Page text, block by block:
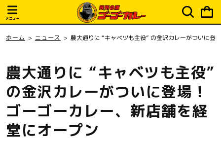
ンツに
進む
メニュー
ン
グ
ー
ホーム ニュース 農大通りに “キャベツも主役” の金沢カレーがついに登
農大通りに “キャベツも主役”
の金沢カレーがついに登場！
ゴーゴーカレー、新店舗を経
堂にオープン